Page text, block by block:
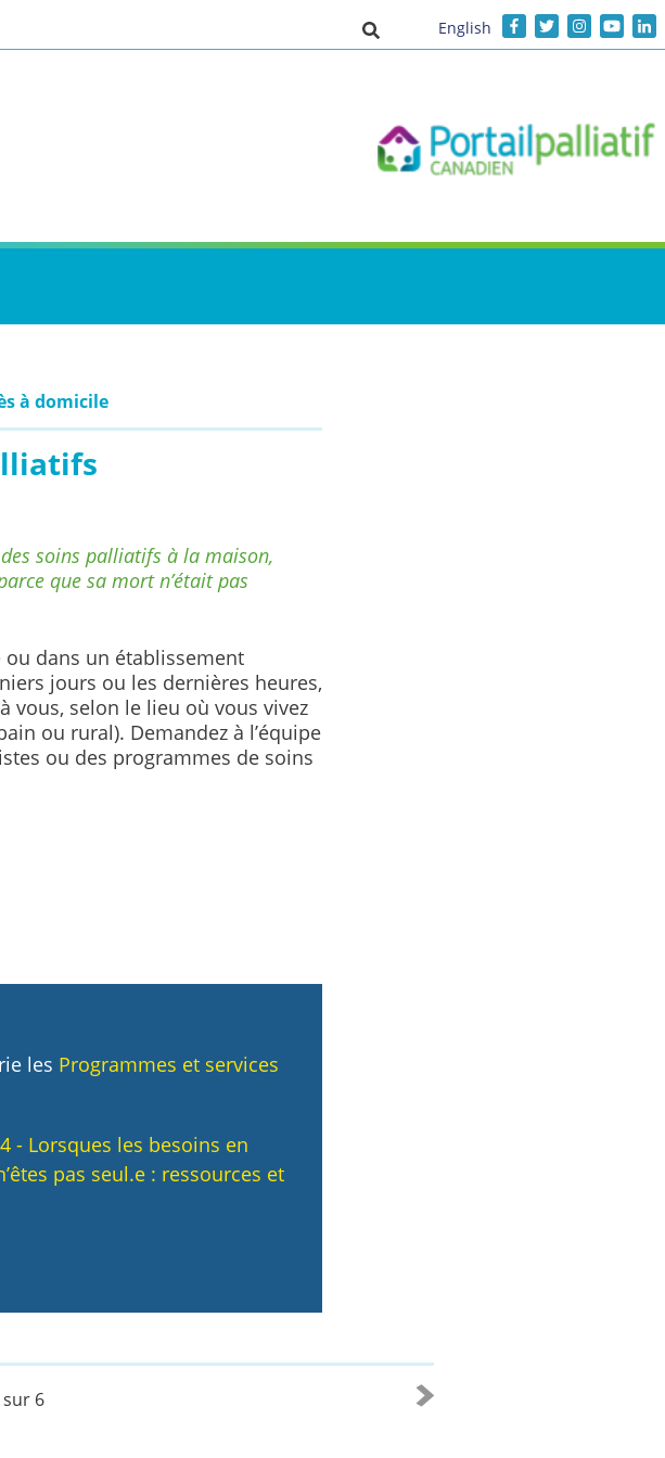
Activer/désactiver la saisie de
English
à domicile
soins palliatifs à la maison,
que sa mort n’était pas
dans un établissement
jours ou les dernières heures,
vous, selon le lieu où vous vivez
ou rural). Demandez à l’équipe
ou des programmes de soins
les Programmes et services
- Lorsques les besoins en
pas seul.e : ressources et
sur 6